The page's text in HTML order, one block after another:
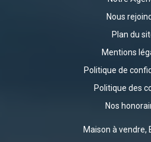
Nous
Plan du
Mentions
Politique de
Politique des
Nos
Maison à vendre,